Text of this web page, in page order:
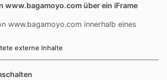
bis zum 23.12.25 in
Deutschland AG
www.bagamoyo.com über ein iFrame
www.bagamoyo.com innerhalb eines
externe Inhalte